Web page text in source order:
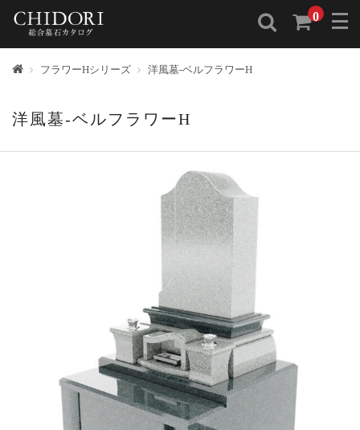
0
トップフラワーHシリーズ 洋風墓-ベルフラワーH
洋風墓-ベルフラワーH